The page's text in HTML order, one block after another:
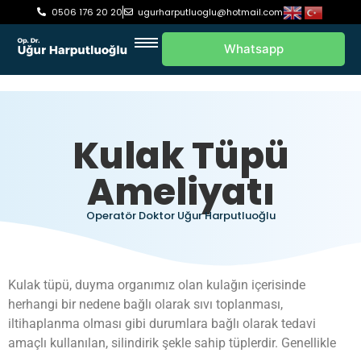
0506 176 20 20 ugurharputluoglu@hotmail.com
Whatsapp
Kulak Tüpü
Ameliyatı
Operatör Doktor Uğur Harputluoğlu
Kulak tüpü, duyma organımız olan kulağın içerisinde
herhangi bir nedene bağlı olarak sıvı toplanması,
iltihaplanma olması gibi durumlara bağlı olarak tedavi
amaçlı kullanılan, silindirik şekle sahip tüplerdir. Genellikle